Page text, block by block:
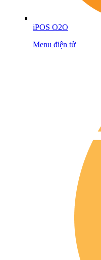
iPOS O2O
Menu điện tử